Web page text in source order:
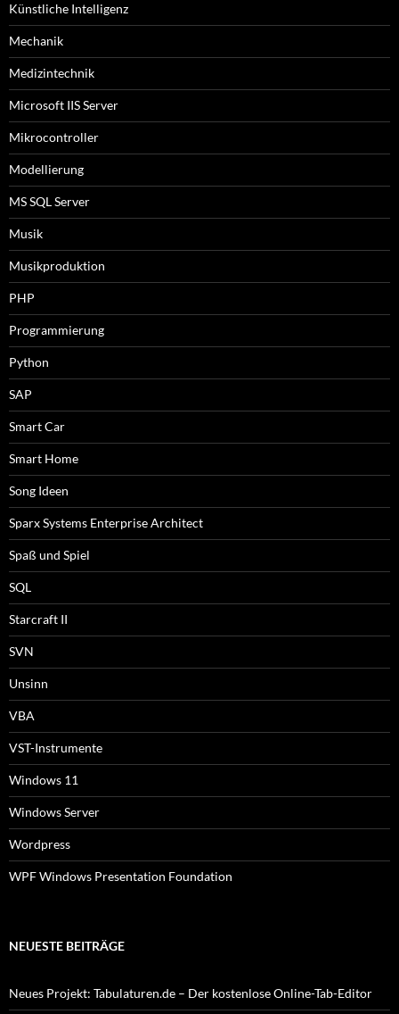
Künstliche Intelligenz
Mechanik
Medizintechnik
Microsoft IIS Server
Mikrocontroller
Modellierung
MS SQL Server
Musik
Musikproduktion
PHP
Programmierung
Python
SAP
Smart Car
Smart Home
Song Ideen
Sparx Systems Enterprise Architect
Spaß und Spiel
SQL
Starcraft II
SVN
Unsinn
VBA
VST-Instrumente
Windows 11
Windows Server
Wordpress
WPF Windows Presentation Foundation
NEUESTE BEITRÄGE
Neues Projekt: Tabulaturen.de – Der kostenlose Online-Tab-Editor